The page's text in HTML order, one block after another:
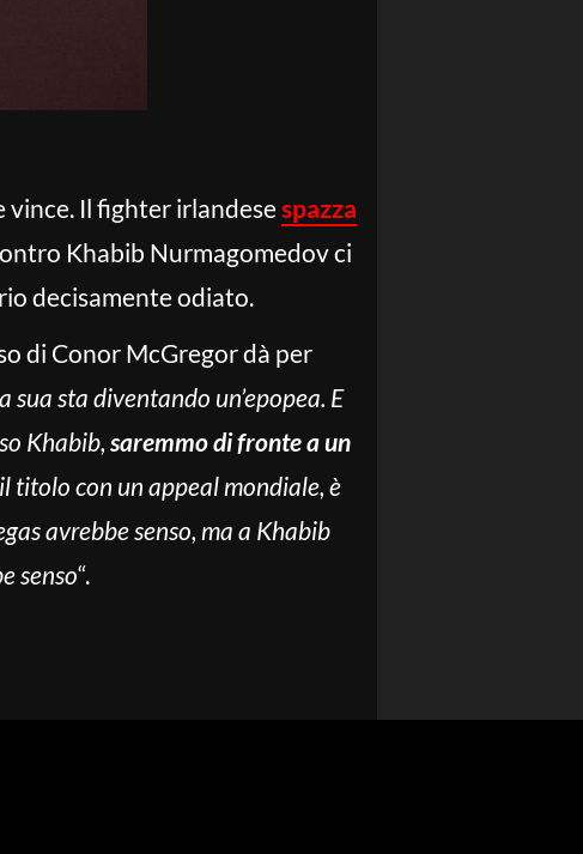
vince. Il fighter irlandesespazza
Khabib Nurmagomedov ci
decisamente odiato.
di Conor McGregor dà per
sta diventando un’epopea. E
Khabib, saremmo di fronte a un
titolo con un appeal mondiale, è
avrebbe senso, ma a Khabib
senso“.